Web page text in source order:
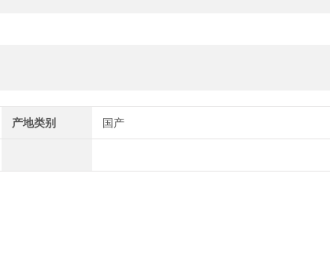
产地类别 国产